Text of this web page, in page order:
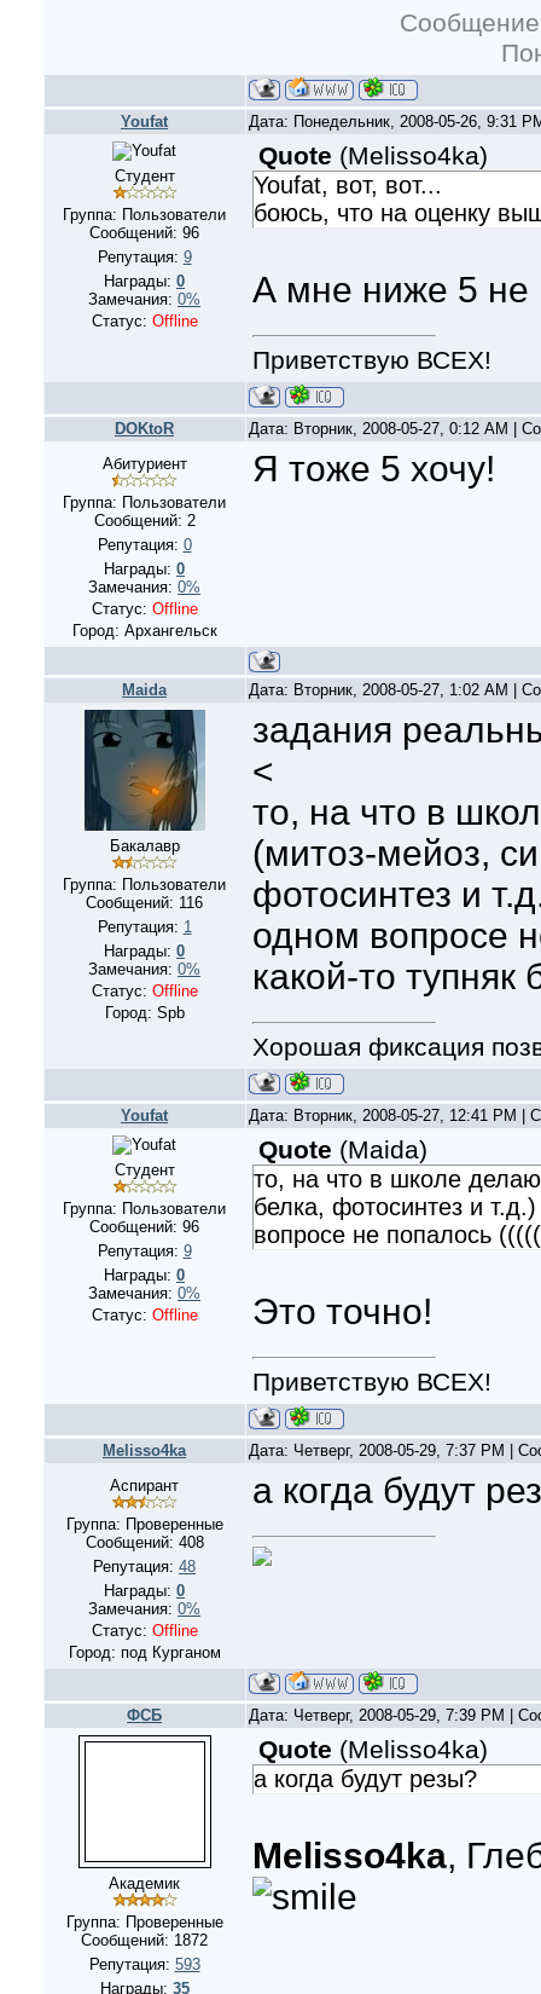
Youfat Дата: Понедельник, 2008-05-26, 9:31
Студент
Группа: Пользователи
Сообщений: 96
Репутация: 9
Награды: 0
Замечания: 0%
Статус: Offline
Quote (Melisso4ka)
Youfat, вот, вот...
боюсь, что на оценку
А мне ниже 5 не
Приветствую ВСЕХ!
DOKtoR
Дата: Вторник, 2008-05-27, 0:12 AM |
Абитуриент
Группа: Пользователи
Сообщений: 2
Репутация: 0
Награды: 0
Замечания: 0%
Статус: Offline
Город: Архангельск
Я тоже 5 хочу!
Maida Дата: Вторник, 2008-05-27, 1:02 AM |
Бакалавр
Группа: Пользователи
Сообщений: 116
Репутация: 1
Награды: 0
Замечания: 0%
Статус: Offline
Город: Spb
задания
<
то, на что в
(митоз-мейоз,
фотосинтез и
одном вопросе
какой-то
Хорошая фиксация
Youfat Дата: Вторник, 2008-05-27, 12:41 PM |
Студент
Группа: Пользователи
Сообщений: 96
Репутация: 9
Награды: 0
Замечания: 0%
Статус: Offline
Quote (Maida)
то, на что в школе
белка, фотосинтез и
вопросе не попалось
Это точно!
Приветствую ВСЕХ!
Melisso4ka
Дата: Четверг, 2008-05-29, 7:37 PM |
Аспирант
Группа: Проверенные
Сообщений: 408
Репутация: 48
Награды: 0
Замечания: 0%
Статус: Offline
Город: под Курганом
а когда будут
ФСБ Дата: Четверг, 2008-05-29, 7:39 PM |
Академик
Группа: Проверенные
Сообщений: 1872
Репутация: 593
Награды: 35
Quote (Melisso4ka)
а когда будут резы?
Melisso4ka,